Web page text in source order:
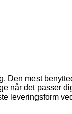
Den mest
når det passer
leveringsform